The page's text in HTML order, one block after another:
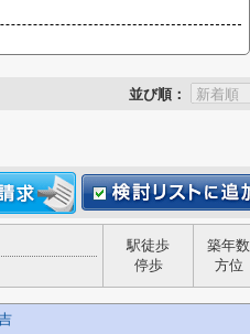
並び順：
駅徒歩
停歩
築年数
方位